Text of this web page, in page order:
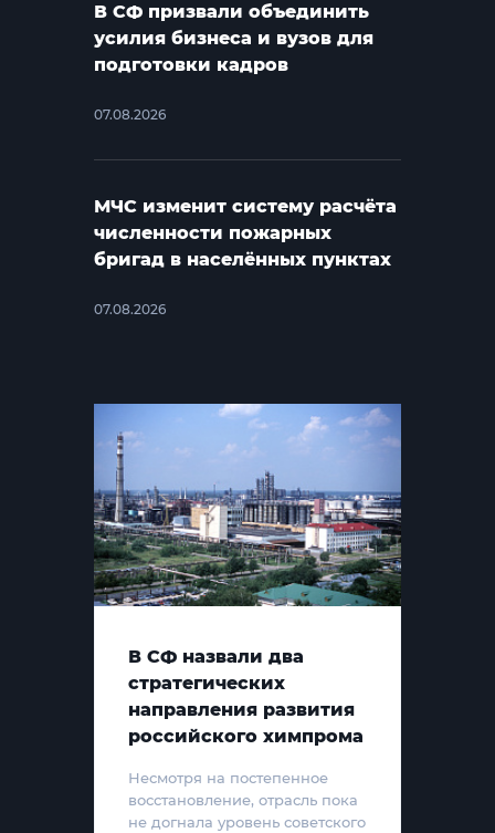
В СФ призвали объединить
усилия бизнеса и вузов для
подготовки кадров
07.08.2026
МЧС изменит систему расчёта
численности пожарных
бригад в населённых пунктах
07.08.2026
В СФ назвали два
стратегических
направления развития
российского химпрома
Несмотря на постепенное
восстановление, отрасль пока
не догнала уровень советского